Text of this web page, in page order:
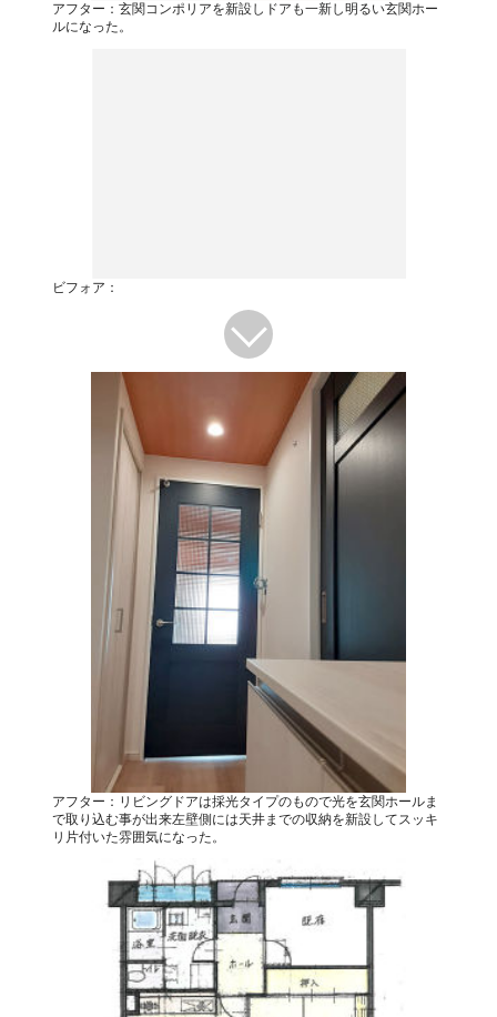
アフター：玄関コンポリアを新設しドアも一新し明るい玄関ホー
ルになった。
ビフォア：
アフター：リビングドアは採光タイプのもので光を玄関ホールま
で取り込む事が出来左壁側には天井までの収納を新設してスッキ
リ片付いた雰囲気になった。